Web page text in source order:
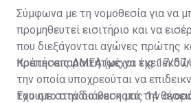
Σύμφωνα με τη νομοθεσία για να
προμηθευτεί εισιτήριο και να
που διεξάγονται αγώνες πρώτης
πρέπει απαραιτήτως να έχει
την οποία υποχρεούται να
του στο στάδιο και κατά την
Κρατήσεις ΑΜΕΑ (μέχρι τις 17/
Έχουμε στην διάθεση μας 14